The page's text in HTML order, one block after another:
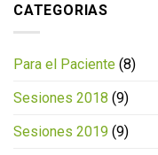
CATEGORIAS
Para el Paciente (8)
Sesiones 2018 (9)
Sesiones 2019 (9)